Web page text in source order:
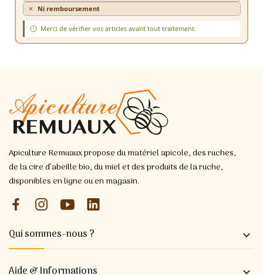
Ni remboursement
Merci de vérifier vos articles avant tout traitement.
Apiculture Remuaux propose du matériel apicole, des ruches,
de la cire d’abeille bio, du miel et des produits de la ruche,
disponibles en ligne ou en magasin.
Qui sommes-nous ? 
Aide & Informations 